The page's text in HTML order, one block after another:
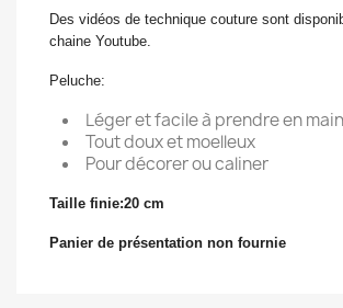
Des vidéos de technique couture sont
chaine Youtube.
Peluche:
Léger et facile à prendre en main
Tout doux et moelleux
Pour décorer ou caliner
Taille finie:20 cm
Panier de présentation non fournie